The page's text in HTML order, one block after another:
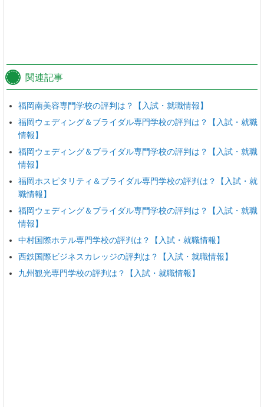
関連記事
福岡南美容専門学校の評判は？【入試・就職情報】
福岡ウェディング＆ブライダル専門学校の評判は？【入試・就職
情報】
福岡ウェディング＆ブライダル専門学校の評判は？【入試・就職
情報】
福岡ホスピタリティ＆ブライダル専門学校の評判は？【入試・就
職情報】
福岡ウェディング＆ブライダル専門学校の評判は？【入試・就職
情報】
中村国際ホテル専門学校の評判は？【入試・就職情報】
西鉄国際ビジネスカレッジの評判は？【入試・就職情報】
九州観光専門学校の評判は？【入試・就職情報】